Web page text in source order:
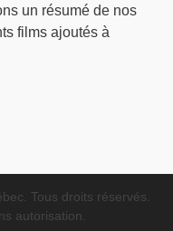
un résumé de nos
films ajoutés à
Tous droits réservés.
autorisation.